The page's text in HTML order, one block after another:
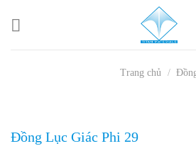
Trang chủ /
Đồng Lục Giác Phi 29